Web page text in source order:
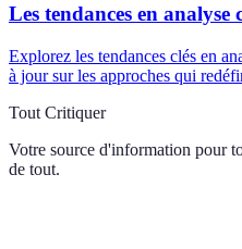
Les tendances en
Explorez les tendances clés en
à jour sur les approches qui
Tout Critiquer
Votre source d'information pour
de tout.